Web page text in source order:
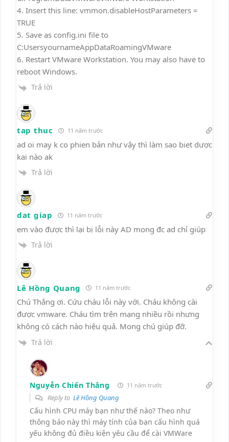
4. Insert this line: vmmon.disableHostParameters =
TRUE
5. Save as config.ini file to
C:UsersyournameAppDataRoamingVMware
6. Restart VMware Workstation. You may also have to
reboot Windows.
Trả lời
tap thuc 11 năm trước
ad oi may k co phien bản như vậy thì làm sao biet dược
kai nào ak
Trả lời
dat giap 11 năm trước
em vào được thì lại bị lỗi này AD mong đc ad chỉ giúp
Trả lời
Lê Hồng Quang 11 năm trước
Chú Thắng ơi. Cứu cháu lỗi này với. Cháu không cài
được vmware. Cháu tìm trên mạng nhiều rồi nhưng
không có cách nào hiệu quả. Mong chú giúp đỡ.
Trả lời
Nguyễn Chiến Thắng 11 năm trước
Reply to Lê Hồng Quang
Cấu hình CPU máy bạn như thế nào? Theo như
thông báo này thì máy tính của bạn cấu hình quá
yếu không đủ điều kiện yêu cầu để cài VMWare